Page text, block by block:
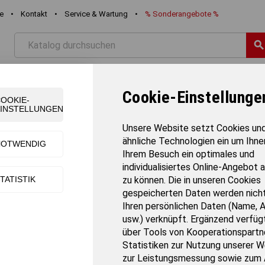
Cookie-
Unsere Website setzt Cookies
ähnliche Technologien ein um
Ihrem Besuch ein optimales und
individualisiertes Online-Angebot
zu können. Die in unseren Cookies
gespeicherten Daten werden
Ihren persönlichen Daten (Name,
usw.) verknüpft. Ergänzend
über Tools von
Statistiken zur Nutzung unserer
zur Leistungsmessung sowie zum
• Kontakt • Service & Wartung • % Sonderangebote %
search
Body Band 145 mm breit, 2,5 m lang
Body Band 145 mm breit, 2,5 m lang
2.92 € pro Meter
Paketversand